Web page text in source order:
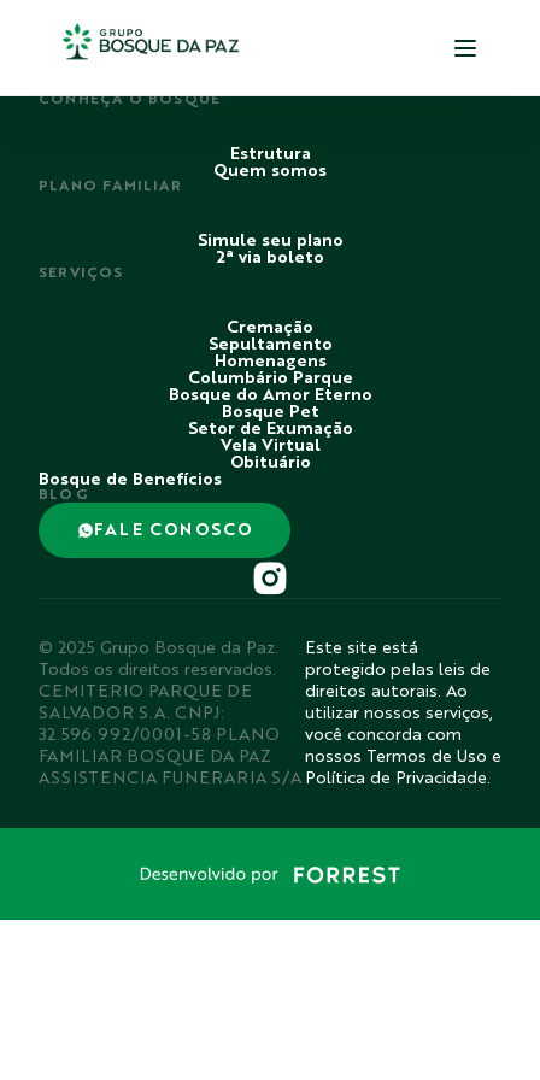
CONHEÇA O BOSQUE
Estrutura
Quem somos
PLANO FAMILIAR
Simule seu plano
2ª via boleto
SERVIÇOS
Cremação
Sepultamento
Homenagens
Columbário Parque
Bosque do Amor Eterno
Bosque Pet
Setor de Exumação
Vela Virtual
Obituário
Bosque de Benefícios
BLOG
FALE CONOSCO
© 2025 Grupo Bosque da Paz.
Todos os direitos reservados.
CEMITERIO PARQUE DE
SALVADOR S.A. CNPJ:
32.596.992/0001-58 PLANO
FAMILIAR BOSQUE DA PAZ
ASSISTENCIA FUNERARIA S/A
Este site está
protegido pelas leis de
direitos autorais. Ao
utilizar nossos serviços,
você concorda com
nossos Termos de Uso e
Política de Privacidade.